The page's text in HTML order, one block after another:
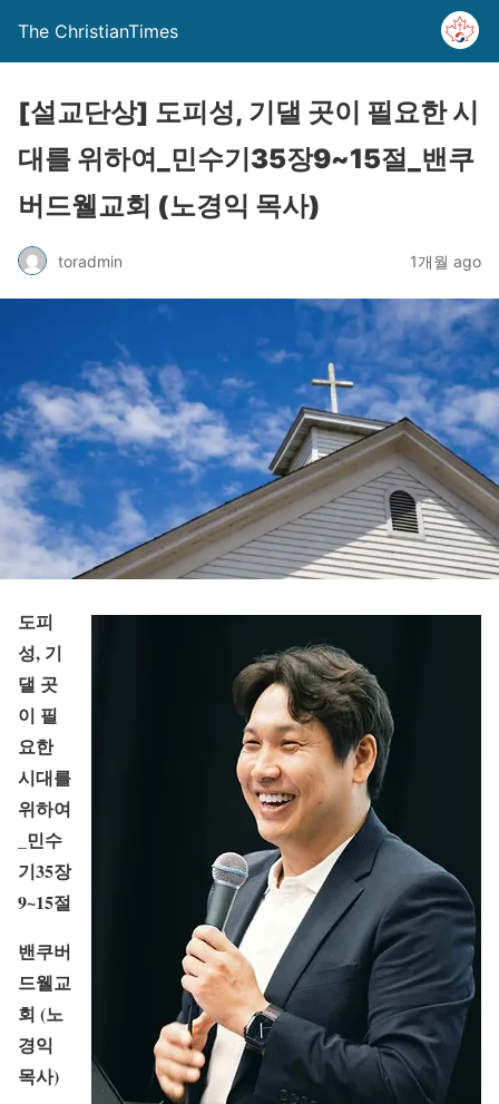
The ChristianTimes
[설교단상] 도피성, 기댈 곳이 필요한 시
대를 위하여_민수기35장9~15절_밴쿠
버드웰교회 (노경익 목사)
toradmin 1개월 ago
도피
성, 기
댈 곳
이 필
요한
시대를
위하여
_민수
기35장
9~15절
밴쿠버
드웰교
회 (노
경익
목사)